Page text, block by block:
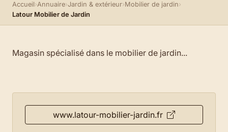
Accueil›Annuaire›Jardin & extérieur›Mobilier de jardin›
Latour Mobilier de Jardin
Magasin spécialisé dans le mobilier de jardin...
www.latour-mobilier-jardin.fr